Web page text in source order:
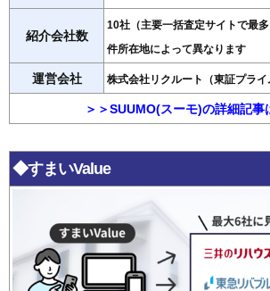
紹介会社数
10社（主要一括査定サイトで最
件所在地によって異なります
運営会社 株式会社リクルート（東証プライ
＞＞SUUMO(スーモ)の詳細記事
◆すまいValue